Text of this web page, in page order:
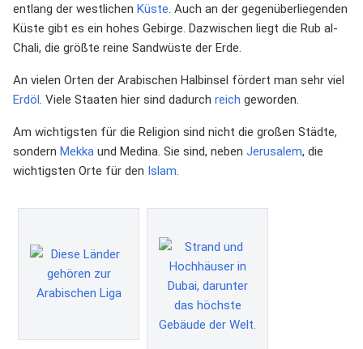
entlang der westlichen Küste. Auch an der gegenüberliegenden
Küste gibt es ein hohes Gebirge. Dazwischen liegt die Rub al-
Chali, die größte reine Sandwüste der Erde.
An vielen Orten der Arabischen Halbinsel fördert man sehr viel
Erdöl. Viele Staaten hier sind dadurch reich geworden.
Am wichtigsten für die Religion sind nicht die großen Städte,
sondern Mekka und Medina. Sie sind, neben Jerusalem, die
wichtigsten Orte für den Islam.